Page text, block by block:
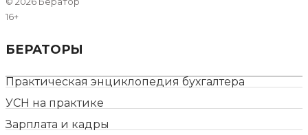
16+
БЕРАТОРЫ
Практическая энциклопедия бухгалтера
УСН на практике
Зарплата и кадры